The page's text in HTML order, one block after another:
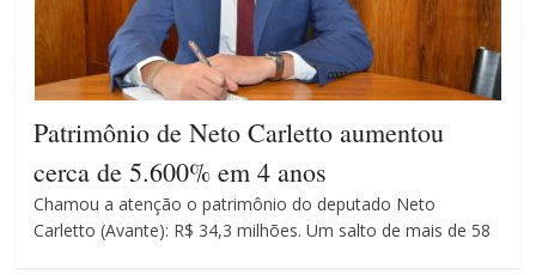
Patrimônio de Neto Carletto aumentou
cerca de 5.600% em 4 anos
Chamou a atenção o patrimônio do deputado Neto
Carletto (Avante): R$ 34,3 milhões. Um salto de mais de 58